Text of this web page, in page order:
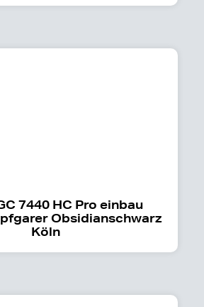
7440 HC Pro einbau
Obsidianschwarz
Köln